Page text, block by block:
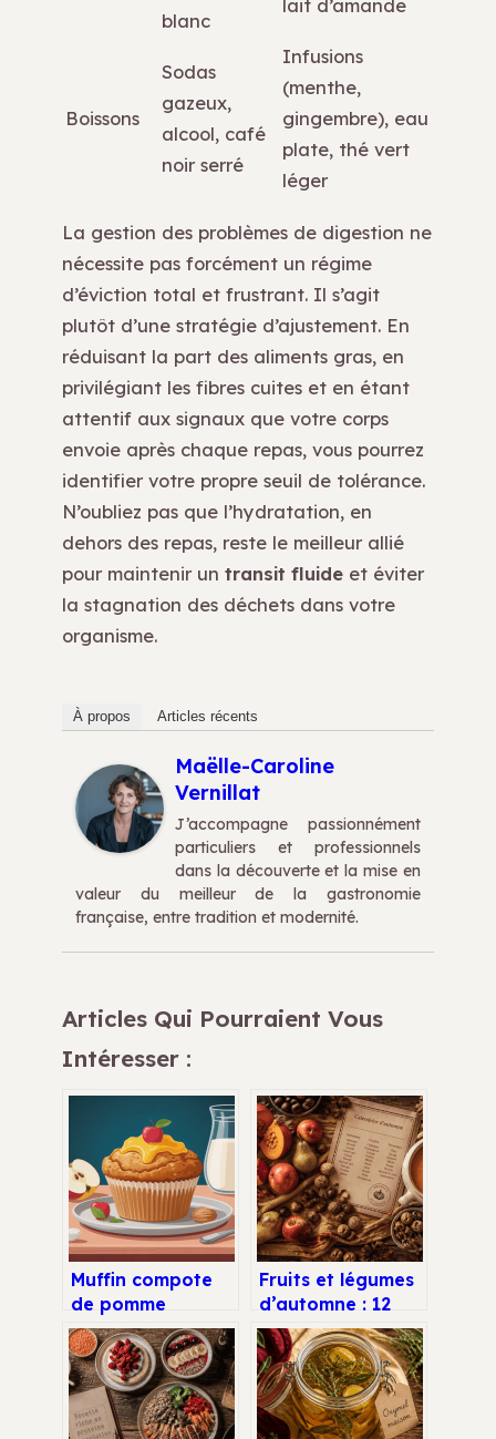
blanc
Boissons
Sodas
gazeux,
alcool, café
noir serré
Infusions
(menthe,
gingembre), eau
plate, thé vert
léger
La gestion des problèmes de digestion ne
nécessite pas forcément un régime
d’éviction total et frustrant. Il s’agit
plutôt d’une stratégie d’ajustement. En
réduisant la part des aliments gras, en
privilégiant les fibres cuites et en étant
attentif aux signaux que votre corps
envoie après chaque repas, vous pourrez
identifier votre propre seuil de tolérance.
N’oubliez pas que l’hydratation, en
dehors des repas, reste le meilleur allié
pour maintenir un transit fluide et éviter
la stagnation des déchets dans votre
organisme.
À propos Articles récents
Maëlle-Caroline
Vernillat
J’accompagne passionnément
particuliers et professionnels
dans la découverte et la mise en
valeur du meilleur de la gastronomie
française, entre tradition et modernité.
Articles Qui Pourraient Vous
Intéresser :
Muffin compote
de pomme
healthy : la
recette légère qui
fait envie
Fruits et légumes
d’automne : 12
alliés
nutritionnels pour
renforcer vos
défenses avant
l’hiver